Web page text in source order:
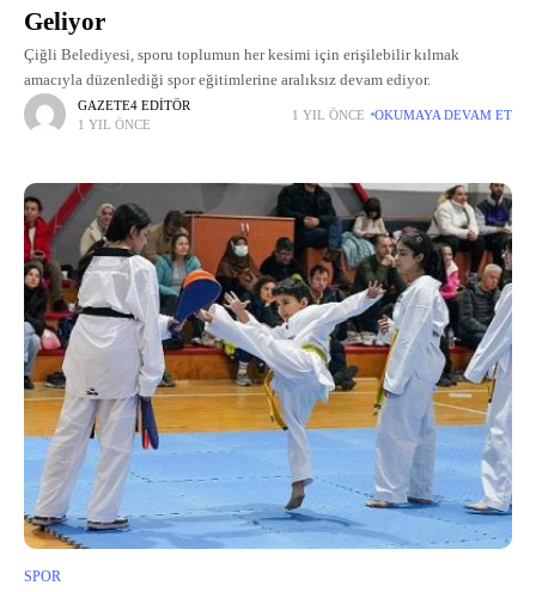
Geliyor
Çiğli Belediyesi, sporu toplumun her kesimi için erişilebilir kılmak
amacıyla düzenlediği spor eğitimlerine aralıksız devam ediyor.
GAZETE4 EDITÖR
1 YIL ÖNCE
1 YIL ÖNCE OKUMAYA DEVAM ET
SPOR